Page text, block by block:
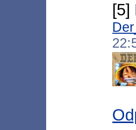
[5]